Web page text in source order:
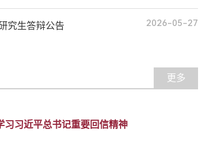
究生答辩公告 2026-05-27
更多
习习近平总书记重要回信精神